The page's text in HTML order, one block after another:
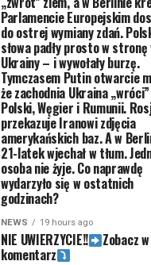
Parlamencie Europejskim
do ostrej wymiany zdań.
słowa padły prosto w stronę
Ukrainy – i wywołały burzę.
Tymczasem Putin otwarcie
że zachodnia Ukraina
Polski, Węgier i Rumunii.
przekazuje Iranowi zdjęcia
amerykańskich baz. A w
21-latek wjechał w tłum.
osoba nie żyje. Co naprawdę
wydarzyło się w ostatnich
godzinach?
NEWS 19 hours ago
NIE UWIERZYCIE!! Zobacz w
komentarz